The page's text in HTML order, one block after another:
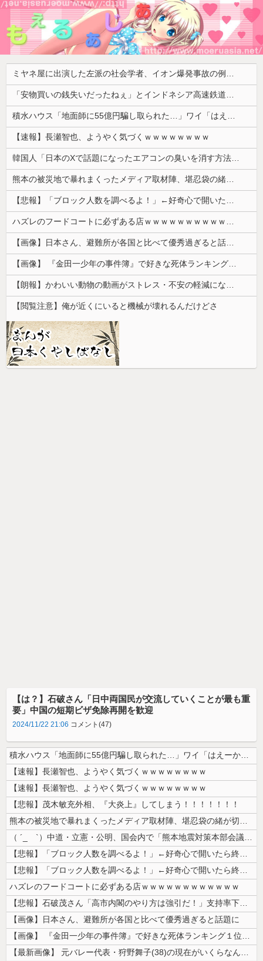
ミヤネ屋に出演した左派の社会学者、イオン爆発事故の例のテナントに理解を示して……
「安物買いの銭失いだったねぇ」とインドネシア高速鉄道の最終処分に日本側騒然、国家予算は使わないというと何が財源なんだ？
積水ハウス「地面師に55億円騙し取られた…」ワイ「はえーかわいそう…会社滅茶苦茶やろなぁ」→
【速報】長瀬智也、ようやく気づくｗｗｗｗｗｗｗｗ
韓国人「日本のXで話題になったエアコンの臭いを消す方法をご覧ください」→「これマジ？」
熊本の被災地で暴れまくったメディア取材陣、堪忍袋の緒が切れた地元住民が苦情を寄せまくった結果……
【悲報】「ブロック人数を調べるよ！」←好奇心で開いたら終わるサイトだった【HotTweets】
ハズレのフードコートに必ずある店ｗｗｗｗｗｗｗｗｗｗｗｗ
【画像】日本さん、避難所が各国と比べて優秀過ぎると話題に
【画像】 『金田一少年の事件簿』で好きな死体ランキング１位がこちら！
【朗報】かわいい動物の動画がストレス・不安の軽減になる可能性。英大学の研究で実証
【閲覧注意】俺が近くにいると機械が壊れるんだけどさ
【は？】石破さん「日中両国民が交流していくことが最も重
要」中国の短期ビザ免除再開を歓迎
2024/11/22 21:06 コメント(47)
積水ハウス「地面師に55億円騙し取られた…」ワイ「はえーかわいそう…会...
【速報】長瀬智也、ようやく気づくｗｗｗｗｗｗｗｗ
【速報】長瀬智也、ようやく気づくｗｗｗｗｗｗｗｗ
【悲報】茂木敏充外相、『大炎上』してしまう！！！！！！！
熊本の被災地で暴れまくったメディア取材陣、堪忍袋の緒が切れた地元住民が...
（ ´_ゝ`）中道・立憲・公明、国会内で「熊本地震対策本部会議」各省庁...
【悲報】「ブロック人数を調べるよ！」←好奇心で開いたら終わるサイトだっ...
【悲報】「ブロック人数を調べるよ！」←好奇心で開いたら終わるサイトだっ...
ハズレのフードコートに必ずある店ｗｗｗｗｗｗｗｗｗｗｗｗ
【悲報】石破茂さん「高市内閣のやり方は強引だ！」支持率下落の理由を指摘...
【画像】日本さん、避難所が各国と比べて優秀過ぎると話題に
【画像】 『金田一少年の事件簿』で好きな死体ランキング１位がこちら！
【最新画像】 元バレー代表・狩野舞子(38)の現在がいくらなんでも即ハ...